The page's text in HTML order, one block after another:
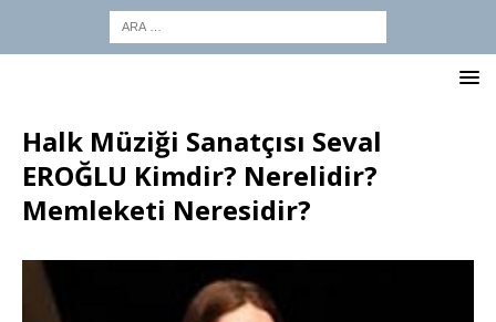
Halk Müziği Sanatçısı Seval
EROĞLU Kimdir? Nerelidir?
Memleketi Neresidir?